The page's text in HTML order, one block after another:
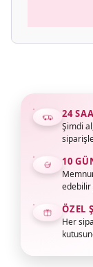
24
Şimdi
10
edebilir
ÖZEL
Her